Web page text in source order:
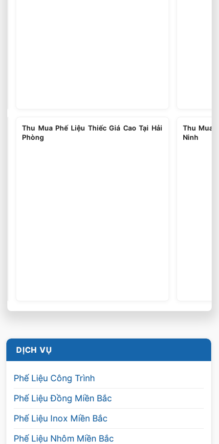
DỊCH VỤ
Phế Liệu Công Trình
Phế Liệu Đồng Miền Bắc
Phế Liệu Inox Miền Bắc
Phế Liệu Nhôm Miền Bắc
Thu
Mua
Thu Mua Phế Liệu Thiếc Giá Cao Tại Hải
Phòng
Thu Mua
Ninh